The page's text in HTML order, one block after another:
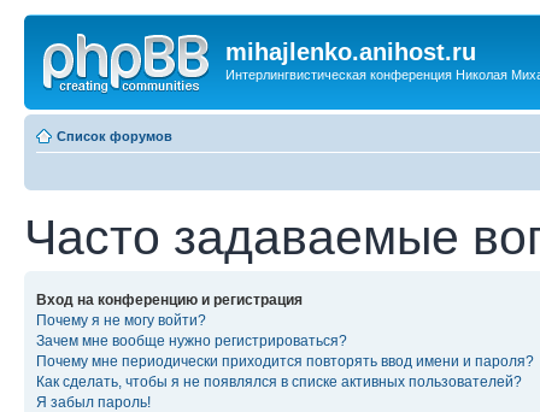
mihajlenko.anihost.ru
Интерлингвистическая конференция Николая
Список форумов
Часто задаваемые
Вход на конференцию и регистрация
Почему я не могу войти?
Зачем мне вообще нужно регистрироваться?
Почему мне периодически приходится повторять ввод имени и пароля?
Как сделать, чтобы я не появлялся в списке активных пользователей?
Я забыл пароль!